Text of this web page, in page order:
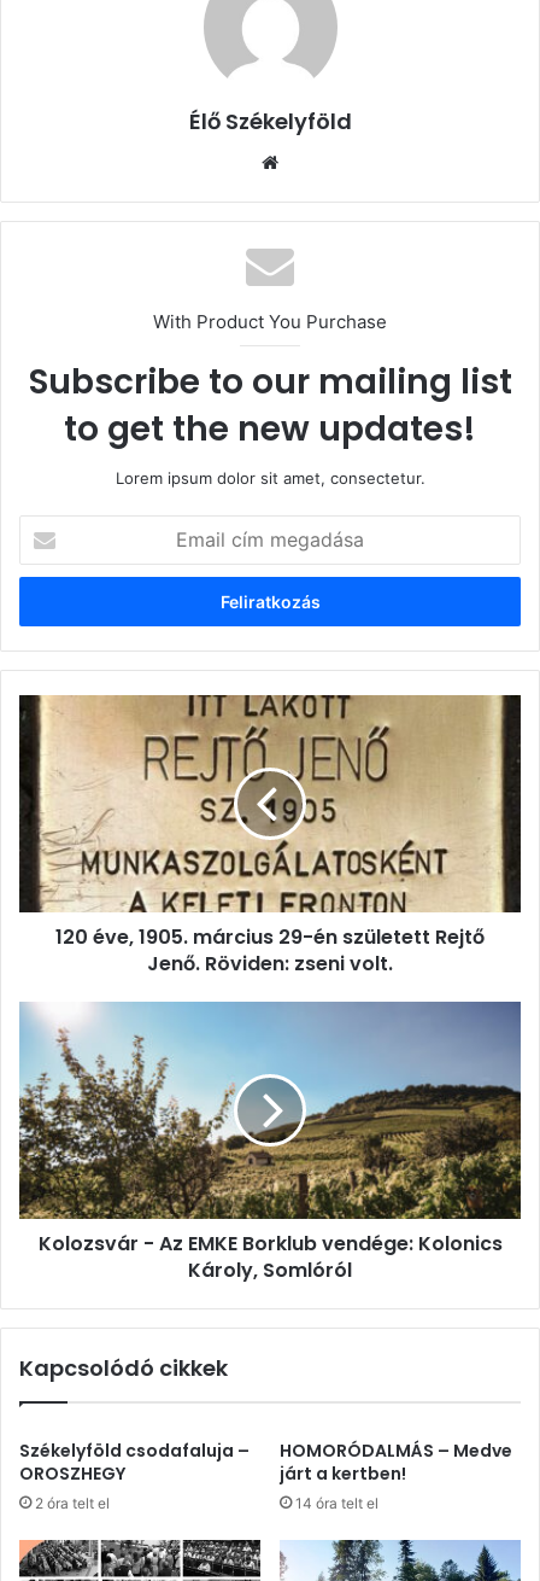
Élő Székelyföld
With Product You Purchase
Subscribe to our mailing list
to get the new updates!
Lorem ipsum dolor sit amet, consectetur.
cím
megadása
120
éve,
március
29-
született
Rejtő
Jenő.
Röviden:120 éve, 1905. március 29-én született Rejtő
Jenő. Röviden: zseni volt.
Kolozsvár
EMKE
Borklub
vendége:
Kolonics
Károly,
Somlóról
Kolozsvár - Az EMKE Borklub vendége: Kolonics
Károly, Somlóról
Kapcsolódó cikkek
Székelyföld csodafaluja –
OROSZHEGY
2 óra telt el
HOMORÓDALMÁS – Medve
járt a kertben!
14 óra telt el